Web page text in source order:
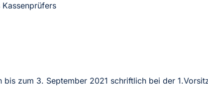
zum 3. September 2021 schriftlich bei der